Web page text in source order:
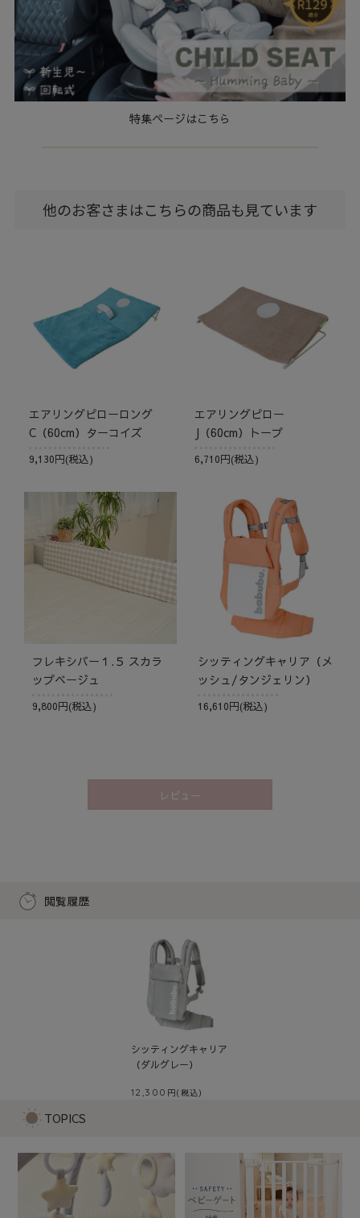
特集ページはこちら
他のお客さまはこちらの商品も見ています
エアリングピローロング
C（60cm）ターコイズ
9,130円(税込)
エアリングピロー
J（60cm）トープ
6,710円(税込)
フレキシバー１.５ スカラ
ップベージュ
9,800円(税込)
シッティングキャリア（メ
ッシュ/タンジェリン）
16,610円(税込)
レビュー
閲覧履歴
シッティングキャリア
（ダルグレー）
12,300
TOPICS